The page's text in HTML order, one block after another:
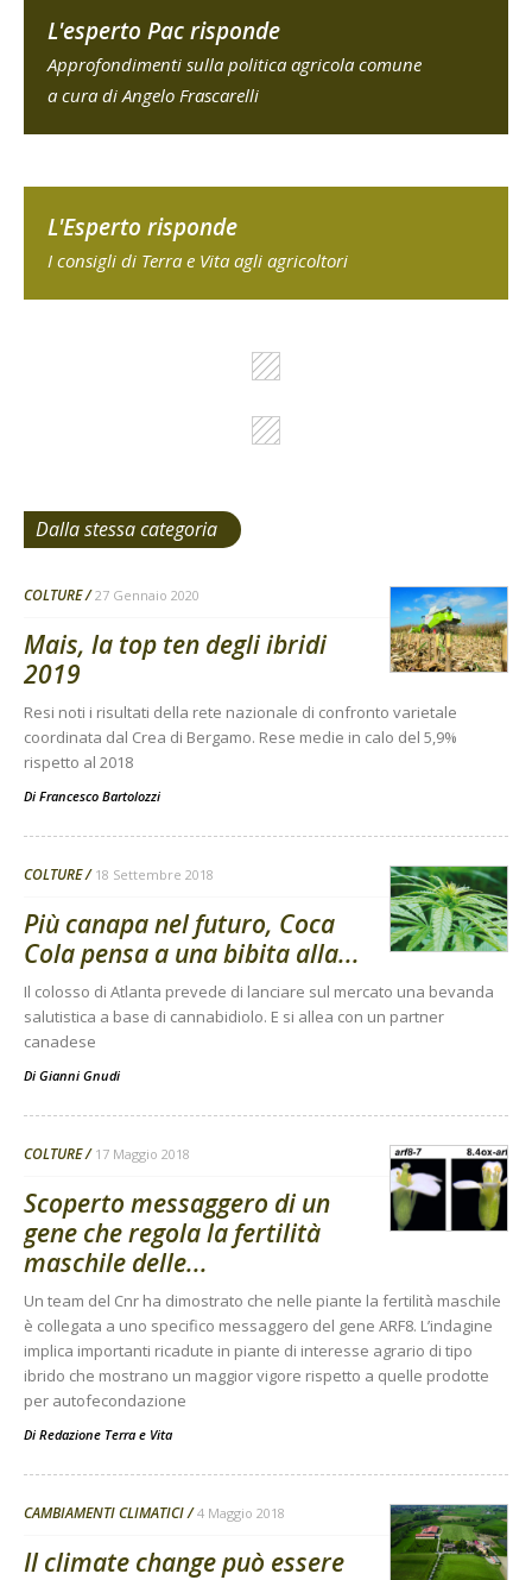
L'esperto Pac risponde
Approfondimenti sulla politica agricola comune
a cura di Angelo Frascarelli
L'Esperto risponde
I consigli di Terra e Vita agli agricoltori
Dalla stessa categoria
COLTURE 27 Gennaio 2020
Mais, la top ten degli ibridi
2019
Resi noti i risultati della rete nazionale di confronto varietale
coordinata dal Crea di Bergamo. Rese medie in calo del 5,9%
rispetto al 2018
Di Francesco Bartolozzi
COLTURE 18 Settembre 2018
Più canapa nel futuro, Coca
Cola pensa a una bibita alla...
Il colosso di Atlanta prevede di lanciare sul mercato una bevanda
salutistica a base di cannabidiolo. E si allea con un partner
canadese
Di Gianni Gnudi
COLTURE 17 Maggio 2018
Scoperto messaggero di un
gene che regola la fertilità
maschile delle...
Un team del Cnr ha dimostrato che nelle piante la fertilità maschile
è collegata a uno specifico messaggero del gene ARF8. L’indagine
implica importanti ricadute in piante di interesse agrario di tipo
ibrido che mostrano un maggior vigore rispetto a quelle prodotte
per autofecondazione
Di Redazione Terra e Vita
CAMBIAMENTI CLIMATICI 4 Maggio 2018
Il climate change può essere